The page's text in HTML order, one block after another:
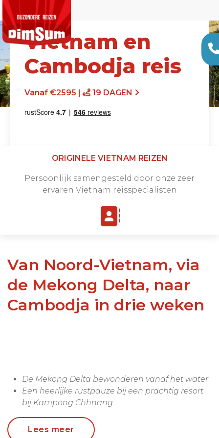
Vietnam en
Cambodja reis
Vanaf €2595 | 19 DAGEN
Offerte aanvragen
ORIGINELE VIETNAM REIZEN
Persoonlijk samengesteld door onze zeer
ervaren Vietnam reisspecialisten
Van Noord-Vietnam, via
de Mekong Delta, naar
Cambodja in drie weken
De Mekong Delta bewonderen vanaf het water
Een heerlijke rustpauze bij een prachtig resort
bij Kampong Chhnang
Vind uw innerlijke rust tijdens tai chi lessen
Lees meer